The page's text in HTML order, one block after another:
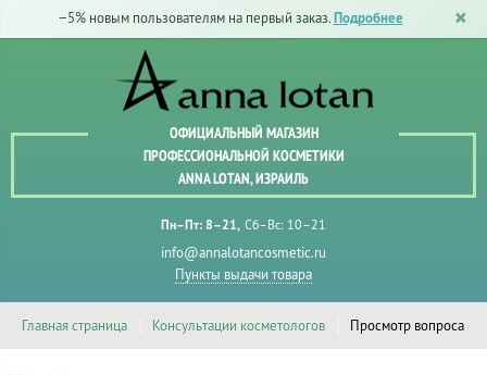
−5% новым пользователям на первый заказ. Подробнее
ОФИЦИАЛЬНЫЙ МАГАЗИН
ПРОФЕССИОНАЛЬНОЙ КОСМЕТИКИ
ANNA LOTAN, ИЗРАИЛЬ
Пн–Пт: 8–21 Сб–Вс: 10–21
info@annalotancosmetic.ru
Пункты выдачи товара
Главная страница Консультации косметологов Просмотр вопроса